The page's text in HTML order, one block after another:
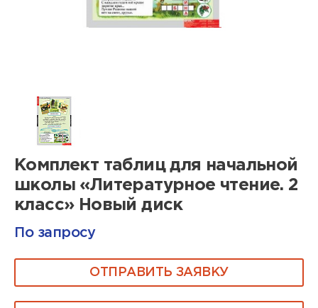
Комплект таблиц для начальной
школы «Литературное чтение. 2
класс» Новый диск
По запросу
ОТПРАВИТЬ ЗАЯВКУ